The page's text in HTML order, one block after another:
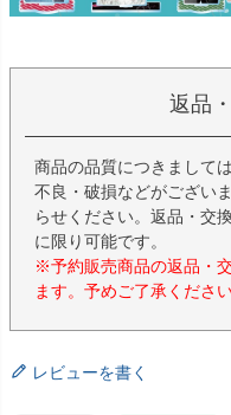
返品
商品の品質につきまして
不良・破損などがござい
らせください。返品・交
に限り可能です。
※予約販売商品の返品・
ます。予めご了承ください
レビューを書く